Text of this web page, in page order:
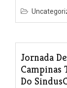
Jornada
Campinas
Do